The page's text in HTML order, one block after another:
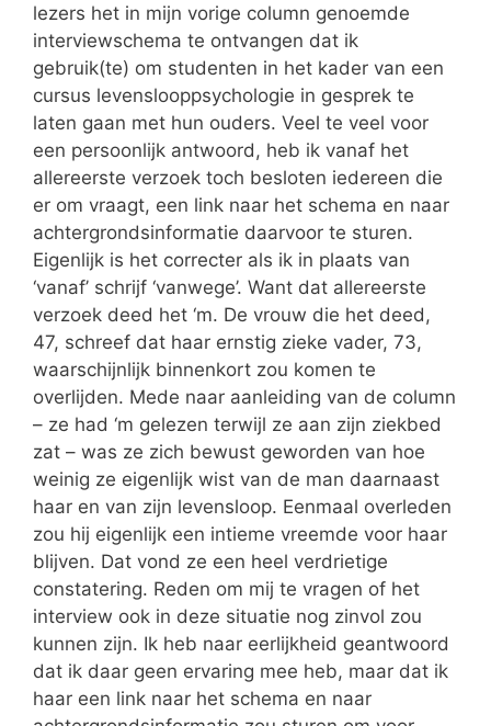
lezers het in mijn vorige column genoemde
interviewschema te ontvangen dat ik
gebruik(te) om studenten in het kader van een
cursus levenslooppsychologie in gesprek te
laten gaan met hun ouders. Veel te veel voor
een persoonlijk antwoord, heb ik vanaf het
allereerste verzoek toch besloten iedereen die
er om vraagt, een link naar het schema en naar
achtergrondsinformatie daarvoor te sturen.
Eigenlijk is het correcter als ik in plaats van
‘vanaf’ schrijf ‘vanwege’. Want dat allereerste
verzoek deed het ‘m. De vrouw die het deed,
47, schreef dat haar ernstig zieke vader, 73,
waarschijnlijk binnenkort zou komen te
overlijden. Mede naar aanleiding van de column
– ze had ‘m gelezen terwijl ze aan zijn ziekbed
zat – was ze zich bewust geworden van hoe
weinig ze eigenlijk wist van de man daarnaast
haar en van zijn levensloop. Eenmaal overleden
zou hij eigenlijk een intieme vreemde voor haar
blijven. Dat vond ze een heel verdrietige
constatering. Reden om mij te vragen of het
interview ook in deze situatie nog zinvol zou
kunnen zijn. Ik heb naar eerlijkheid geantwoord
dat ik daar geen ervaring mee heb, maar dat ik
haar een link naar het schema en naar